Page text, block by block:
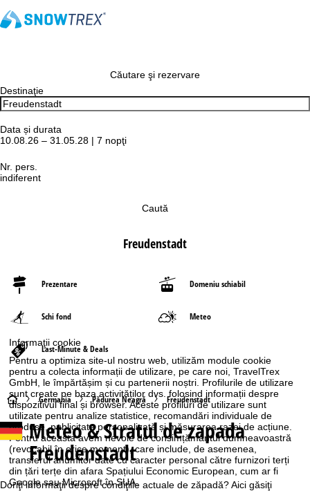
Informaţii cookie
Pentru a optimiza site-ul nostru web, utilizăm module cookie
pentru a colecta informații de utilizare, pe care noi, TravelTrex
GmbH, le împărtășim și cu partenerii noștri. Profilurile de utilizare
sunt create pe baza activităților dvs. folosind informații despre
dispozitivul final și browser. Aceste profiluri de utilizare sunt
utilizate pentru analize statistice, recomandări individuale de
produse, publicitate personalizată și măsurarea razei de acțiune.
Pentru aceasta avem nevoie de consimțământul dumneavoastră
(revocabil în orice moment), care include, de asemenea,
transferul anumitor date cu caracter personal către furnizori terți
din țări terțe din afara Spațiului Economic European, cum ar fi
Google sau Microsoft în SUA.
Căutare şi rezervare
Destinaţie
Data și durata
10.08.26 – 31.05.28 | 7 nopţi
Nr. pers.
indiferent
Caută
Freudenstadt
Prezentare Domeniu schiabil
Schi fond Meteo
Last-Minute & Deals
A
c
a
s
Germania Pădurea Neagră Freudenstadt
Meteo & Stratul de zapada
Freudenstadt
Doriţi informaţii despre condiţiile actuale de zăpadă? Aici găsiţi